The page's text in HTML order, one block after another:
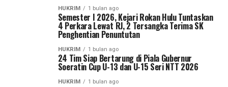
HUKRIM 1 bulan ago
Semester I 2026, Kejari Rokan Hulu Tuntaskan
4 Perkara Lewat RJ, 2 Tersangka Terima SK
Penghentian Penuntutan
HUKRIM 1 bulan ago
24 Tim Siap Bertarung di Piala Gubernur
Soeratin Cup U-13 dan U-15 Seri NTT 2026
HUKRIM 1 bulan ago